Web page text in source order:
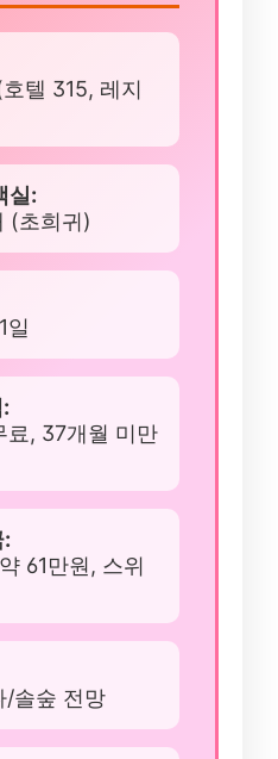
텔 315, 레지
실:
(초희귀)
일
료, 37개월 미만
61만원, 스위
/솔숲 전망